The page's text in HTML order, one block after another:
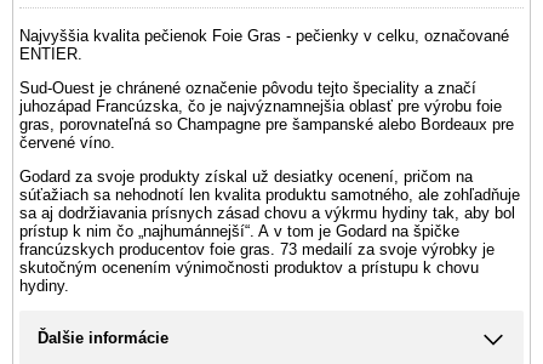
Najvyššia kvalita pečienok Foie Gras - pečienky v celku, označované
ENTIER.
Sud-Ouest je chránené označenie pôvodu tejto špeciality a značí
juhozápad Francúzska, čo je najvýznamnejšia oblasť pre výrobu foie
gras, porovnateľná so Champagne pre šampanské alebo Bordeaux pre
červené víno.
Godard za svoje produkty získal už desiatky ocenení, pričom na
súťažiach sa nehodnotí len kvalita produktu samotného, ale zohľadňuje
sa aj dodržiavania prísnych zásad chovu a výkrmu hydiny tak, aby bol
prístup k nim čo „najhumánnejší“. A v tom je Godard na špičke
francúzskych producentov foie gras. 73 medailí za svoje výrobky je
skutočným ocenením výnimočnosti produktov a prístupu k chovu
hydiny.
Ďalšie informácie